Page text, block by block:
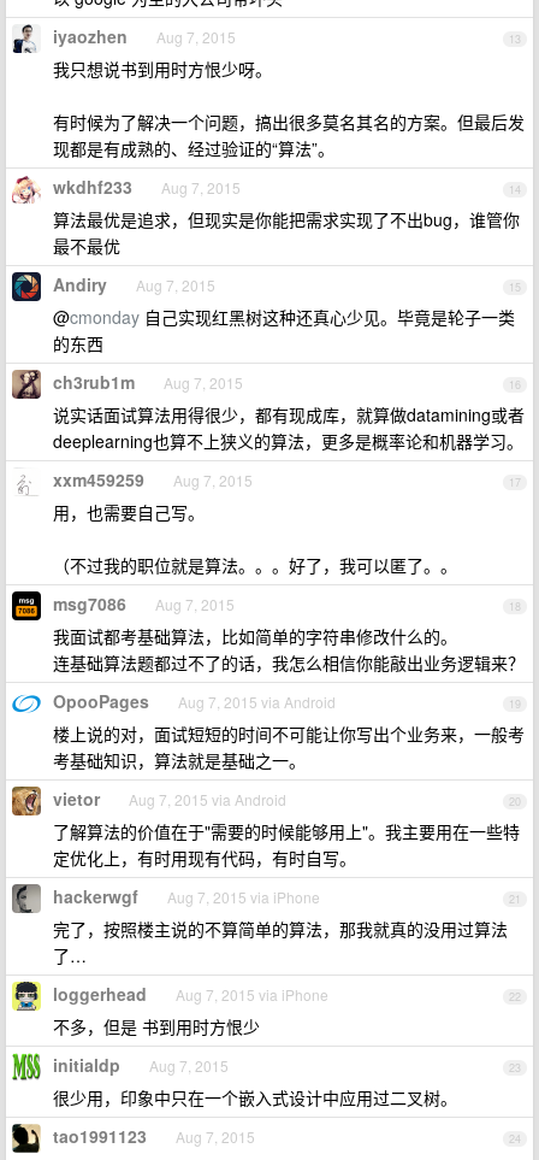
13
iyaozhen Aug 7, 2015
我只想说书到用时方恨少呀。
有时候为了解决一个问题，搞出很多莫名其名的方案。但最后发
现都是有成熟的、经过验证的“算法”。
14
wkdhf233 Aug 7, 2015
算法最优是追求，但现实是你能把需求实现了不出bug，谁管你
最不最优
15
Andiry Aug 7, 2015
@cmonday 自己实现红黑树这种还真心少见。毕竟是轮子一类
的东西
16
ch3rub1m Aug 7, 2015
说实话面试算法用得很少，都有现成库，就算做datamining或者
deeplearning也算不上狭义的算法，更多是概率论和机器学习。
17
xxm459259 Aug 7, 2015
用，也需要自己写。
（不过我的职位就是算法。。。好了，我可以匿了。。
18
msg7086 Aug 7, 2015
我面试都考基础算法，比如简单的字符串修改什么的。
连基础算法题都过不了的话，我怎么相信你能敲出业务逻辑来？
19
OpooPages Aug 7, 2015 via Android
楼上说的对，面试短短的时间不可能让你写出个业务来，一般考
考基础知识，算法就是基础之一。
20
vietor Aug 7, 2015 via Android
了解算法的价值在于"需要的时候能够用上"。我主要用在一些特
定优化上，有时用现有代码，有时自写。
21
hackerwgf Aug 7, 2015 via iPhone
完了，按照楼主说的不算简单的算法，那我就真的没用过算法
了…
22
loggerhead Aug 7, 2015 via iPhone
不多，但是 书到用时方恨少
23
initialdp Aug 7, 2015
很少用，印象中只在一个嵌入式设计中应用过二叉树。
24
tao1991123 Aug 7, 2015